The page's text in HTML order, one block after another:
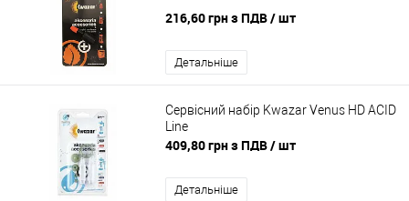
216,60 грн з ПДВ/ шт
Детальніше
Сервісний набір Kwazar Venus HD ACID
Line
409,80 грн з ПДВ/ шт
Детальніше